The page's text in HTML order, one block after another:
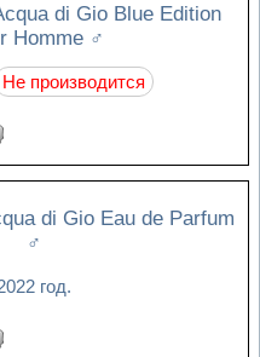
di Gio Blue Edition
Homme ♂
Не производится
di Gio Eau de Parfum
♂
год.